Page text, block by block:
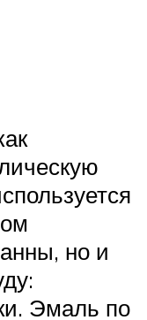
но и
Эмаль по